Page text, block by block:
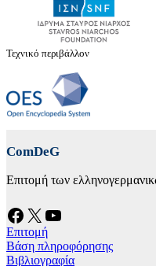
Τεχνικό περιβάλλον
ComDeG
Επιτομή των
Facebook X YouTube
Επιτομή
Βάση πληροφόρησης
Βιβλιογραφία